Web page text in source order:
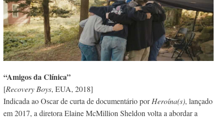
“Amigos da Clínica”
[Recovery Boys, EUA, 2018]
Indicada ao Oscar de curta de documentário porHeroína(s), lançado
em 2017, a diretora Elaine McMillion Sheldon volta a abordar a